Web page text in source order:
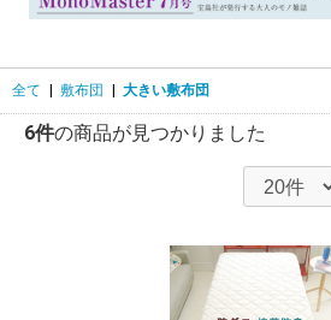
全て 敷布団 大きい敷布団
6件の商品が見つかりました